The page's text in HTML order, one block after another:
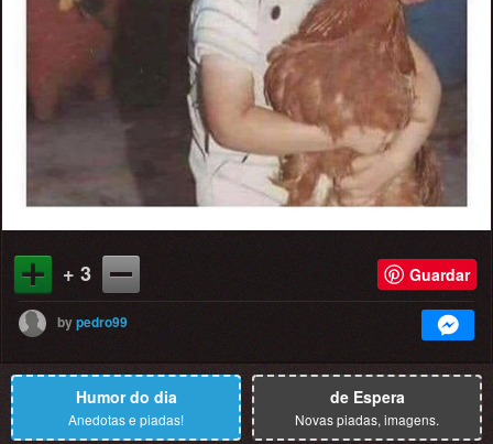
+ 3 Guardar
bypedro99
Humor do dia
Anedotas e piadas!
de Espera
Novas piadas, imagens.